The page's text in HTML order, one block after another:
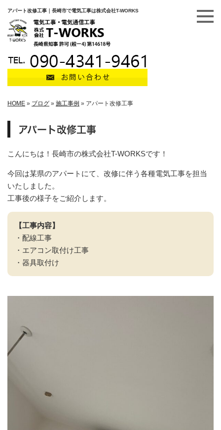
アパート改修工事｜長崎市で電気工事は株式会社T-WORKS
HOME » ブログ » 施工事例 » アパート改修工事
アパート改修工事
こんにちは！長崎市の株式会社T-WORKSです！
今回は某県のアパートにて、改修に伴う各種電気工事を担当
いたしました。
工事後の様子をご紹介します。
【工事内容】
・配線工事
・エアコン取付け工事
・器具取付け